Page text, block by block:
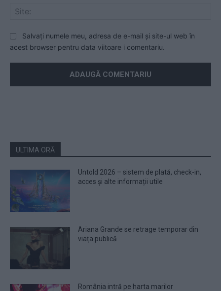
Salvați numele meu, adresa de e-mail și site-ul web în
acest browser pentru data viitoare i comentariu.
ULTIMA ORĂ
Untold 2026 – sistem de plată, check-in,
acces și alte informații utile
Ariana Grande se retrage temporar din
viața publică
România intră pe harta marilor